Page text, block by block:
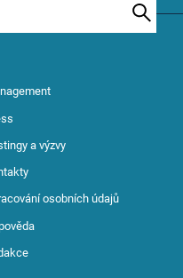
a výzvy
osobních údajů